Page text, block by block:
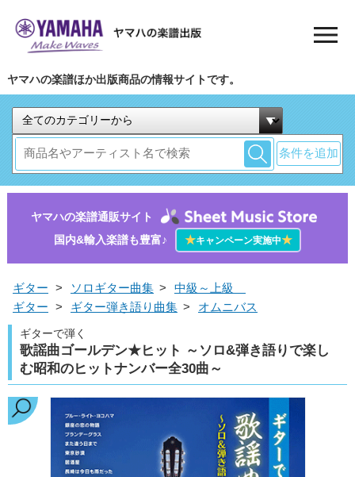
ヤマハの楽譜ほか出版商品の情報サイトです。
条件を追加
ヤマハの楽譜通販サイト
国内&輸入楽譜も豊富♪
★キャンペーン実施中★
ギター > ソロギター曲集 >
中級～上級
ギター > ギター弾き語り曲集 > オムニバス
ギターで弾く
歌謡曲ゴールデン★ヒット ～ソロ&弾き語りで楽し
む昭和のヒットナンバー全30曲～